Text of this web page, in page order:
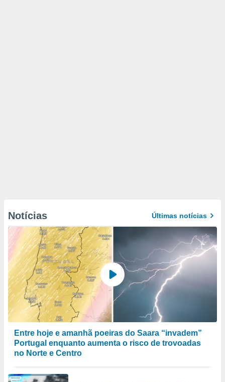
Notícias Últimas notícias
Entre hoje e amanhã poeiras do Saara “invadem”
Portugal enquanto aumenta o risco de trovoadas
no Norte e Centro